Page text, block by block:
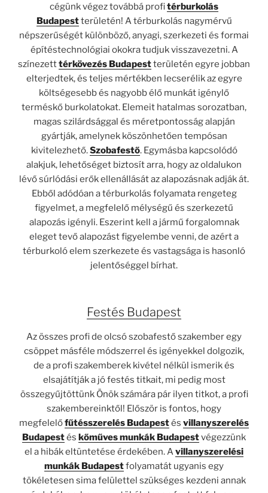
cégünk végez továbbá profitérburkolás
Budapestterületén! A térburkolás nagymérvű
népszerűségét különböző, anyagi, szerkezeti és formai
építéstechnológiai okokra tudjuk visszavezetni. A
színezetttérkövezés Budapestterületén egyre jobban
elterjedtek, és teljes mértékben lecserélik az egyre
költségesebb és nagyobb élő munkát igénylő
terméskő burkolatokat. Elemeit hatalmas sorozatban,
magas szilárdsággal és méretpontosság alapján
gyártják, amelynek köszönhetően tempósan
kivitelezhető.Szobafestő. Egymásba kapcsolódó
alakjuk, lehetőséget biztosít arra, hogy az oldalukon
lévő súrlódási erők ellenállását az alapozásnak adják át.
Ebből adódóan a térburkolás folyamata rengeteg
figyelmet, a megfelelő mélységű és szerkezetű
alapozás igényli. Eszerint kell a jármű forgalomnak
eleget tevő alapozást figyelembe venni, de azért a
térburkoló elem szerkezete és vastagsága is hasonló
jelentőséggel bírhat.
Festés Budapest
Az összes profi de olcsó szobafestő szakember egy
csöppet másféle módszerrel és igényekkel dolgozik,
de a profi szakemberek kivétel nélkül ismerik és
elsajátítják a jófestés titkait, mi pedig most
összegyűjtöttünk Önök számára pár ilyen titkot, a profi
szakembereinktől! Először is fontos, hogy
megfelelőfűtésszerelés Budapestés villanyszerelés
Budapestés kőműves munkák Budapestvégezzünk
el a hibák eltüntetése érdekében. Avillanyszerelési
munkák Budapestfolyamatát ugyanis egy
tökéletesen sima felülettel szükséges kezdeni annak